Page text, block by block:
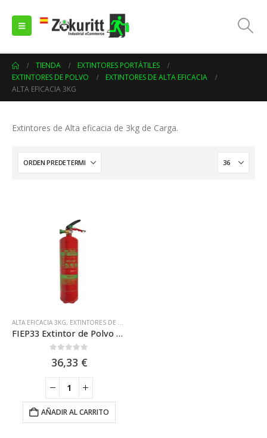
TIENDA
EXTINTORES PORTÁTILES
EXTINTORES DE POLVO
EXTINTORES DE ALTA EFICACIA
ALTA EFICACIA 3KG
Extintores de Alta eficacia de 3kg de Carga.
ALTA EFICACIA 3KG, EXTINTORES DE ALTA EFICACIA
FIEP33 Extintor de Polvo ABC de 3kg 13A-113B Fire-Ice
36,33 €
AÑADIR AL CARRITO